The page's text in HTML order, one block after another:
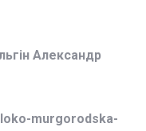
Александр
murgorodska-